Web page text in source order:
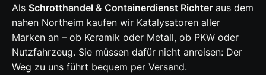
Als Schrotthandel & Containerdienst Richter aus dem
nahen Northeim kaufen wir Katalysatoren aller
Marken an – ob Keramik oder Metall, ob PKW oder
Nutzfahrzeug. Sie müssen dafür nicht anreisen: Der
Weg zu uns führt bequem per Versand.